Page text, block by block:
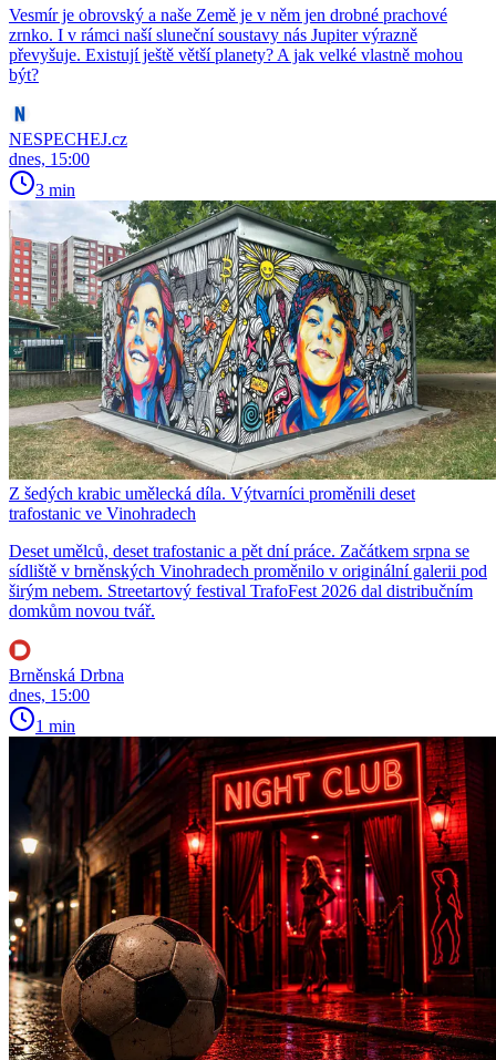
Vesmír je obrovský a naše Země je v něm jen drobné prachové
zrnko. I v rámci naší sluneční soustavy nás Jupiter výrazně
převyšuje. Existují ještě větší planety? A jak velké vlastně mohou
být?
NESPECHEJ.cz
dnes, 15:00
3 min
Z šedých krabic umělecká díla. Výtvarníci proměnili deset
trafostanic ve Vinohradech
Deset umělců, deset trafostanic a pět dní práce. Začátkem srpna se
sídliště v brněnských Vinohradech proměnilo v originální galerii pod
širým nebem. Streetartový festival TrafoFest 2026 dal distribučním
domkům novou tvář.
Brněnská Drbna
dnes, 15:00
1 min